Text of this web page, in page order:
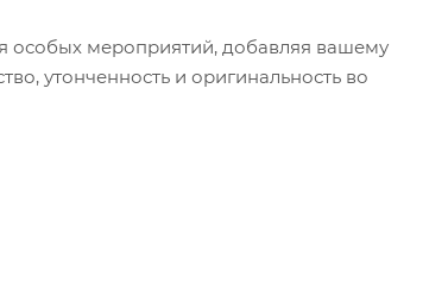
особых мероприятий, добавляя вашему
утонченность и оригинальность во